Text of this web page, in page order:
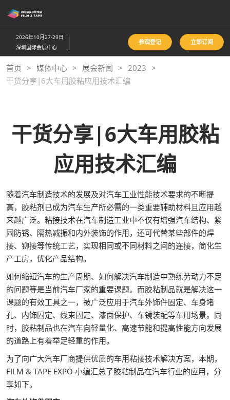
接
跳
至
内
容
2026年10月27-29日
深圳国际会展中心
参观登记 立即订阅
首页 媒体中心 展会新闻
2023
干货分享|6大车用胶粘应用技术汇编
干货分享|6大车用胶粘
应用技术汇编
随着汽车制造技术的发展及对汽车工业性能技术要求的不断提
高，胶粘剂已成为汽车生产所必需的一类重要辅助材料且应用越
来越广泛。粘接技术在汽车制造工业中不仅有增强汽车结构、紧
固防锈、隔热减振和内外装饰的作用，还可代替某些部件的焊
接、铆接等传统工艺，实现相同或不同材料之间的连接，简化生
产工房，优化产品结构。
如何缩短汽车的生产周期、如何解决汽车制造中熟练劳动力不足
的问题等是当前汽车厂家的重要课题。而胶粘制品就是解决这一
课题的有效工具之一，被广泛应用于汽车外饰件固定、车身堵
孔、内饰固定、线束固定、漆面保护、车镜装配等车用场景。同
时，胶粘制品也在汽车向轻量化、高速节能和提高性能方向发展
的道路上有着举足轻重的作用。
为了向广大汽车厂商提供优质的车用粘接技术解决方案，本期，
FILM & TAPE EXPO 小编汇总了胶粘制品在汽车行业的应用，分
享如下。